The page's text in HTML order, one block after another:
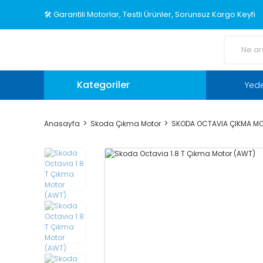
🛠️ Garantili Motorlar, Testli Ürünler, Sorunsuz Kargo Keyfi
Kategoriler
Anasayfa Skoda Çıkma Motor SKODA OCTAVIA ÇIKMA